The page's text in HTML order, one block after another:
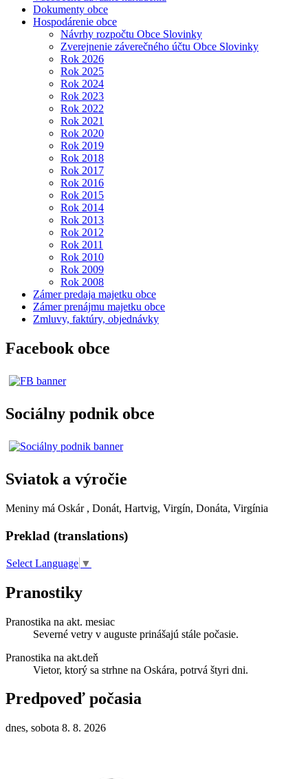
Dokumenty obce
Hospodárenie obce
Návrhy rozpočtu Obce Slovinky
Zverejnenie záverečného účtu Obce Slovinky
Rok 2026
Rok 2025
Rok 2024
Rok 2023
Rok 2022
Rok 2021
Rok 2020
Rok 2019
Rok 2018
Rok 2017
Rok 2016
Rok 2015
Rok 2014
Rok 2013
Rok 2012
Rok 2011
Rok 2010
Rok 2009
Rok 2008
Zámer predaja majetku obce
Zámer prenájmu majetku obce
Zmluvy, faktúry, objednávky
Facebook obce
Sociálny podnik obce
Sviatok a výročie
Meniny má Oskár , Donát, Hartvig, Virgín, Donáta, Virgínia
Preklad (translations)
Select Language ▼
Pranostiky
Pranostika na akt. mesiac
Severné vetry v auguste prinášajú stále počasie.
Pranostika na akt.deň
Vietor, ktorý sa strhne na Oskára, potrvá štyri dni.
Predpoveď počasia
dnes, sobota 8. 8. 2026